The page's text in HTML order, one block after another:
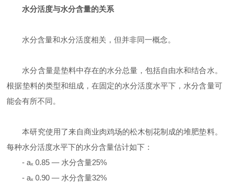
水分活度与水分含量的关系
水分含量和水分活度相关，但并非同一概念。
水分含量是垫料中存在的水分总量，包括自由水和结合水。
根据垫料的类型和组成，在固定的水分活度水平下，水分含量可
能会有所不同。
本研究使用了来自商业肉鸡场的松木刨花制成的堆肥垫料。
每种水分活度水平下的水分含量估计如下：
- aₓ 0.85— 水分含量25%
- aₓ 0.90— 水分含量32%